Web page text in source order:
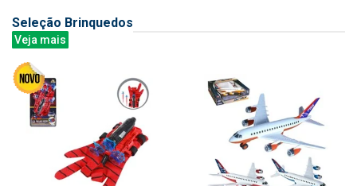
Seleção Brinquedos
Veja mais